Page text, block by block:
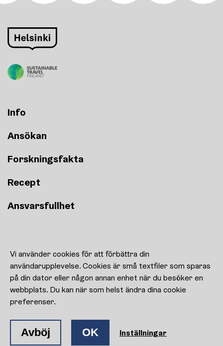
Info
Ansökan
Forskningsfakta
Recept
Ansvarsfullhet
Kulturen uppfostrar!
Kontaktuppgifter
Cookie-inställningar
FacebookInstagram
Vi använder cookies för att förbättra din
användarupplevelse. Cookies är små textfiler som sparas
på din dator eller någon annan enhet när du besöker en
webbplats. Du kan när som helst ändra dina cookie
preferenser.
Inställningar
Avböj OK